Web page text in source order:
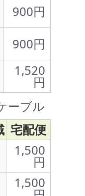
900円
900円
1,520
円
ーブル
宅配便
1,500
円
1,500